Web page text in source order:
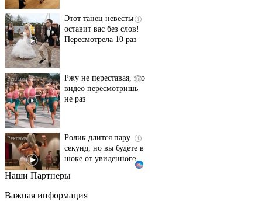
Пересмотрела 10 раз
не раз
шоке от увиденного
Ролик из Омска: вы
Наши Партнеры
Важная информация